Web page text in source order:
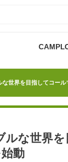
な世界を目指してコー
ルな世界
始動